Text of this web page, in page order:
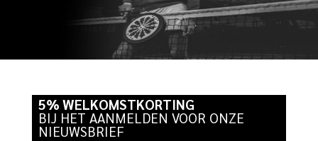
5% WELKOMSTKORTING
BIJ HET AANMELDEN VOOR ONZE
NIEUWSBRIEF